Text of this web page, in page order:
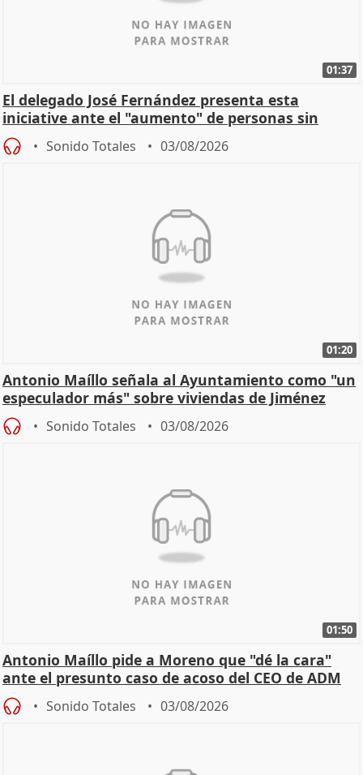
01:37
El delegado José Fernández presenta esta
iniciative ante el "aumento" de personas sin
hogar en Madri
Sonido Totales 03/08/2026
01:20
Antonio Maíllo señala al Ayuntamiento como "un
especulador más" sobre viviendas de Jiménez
Becerril
Sonido Totales 03/08/2026
01:50
Antonio Maíllo pide a Moreno que "dé la cara"
ante el presunto caso de acoso del CEO de ADM
Sonido Totales 03/08/2026